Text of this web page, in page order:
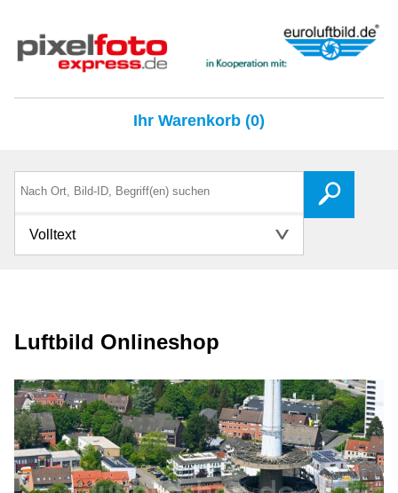
Ihr Warenkorb (0)
Volltext
Luftbild Onlineshop